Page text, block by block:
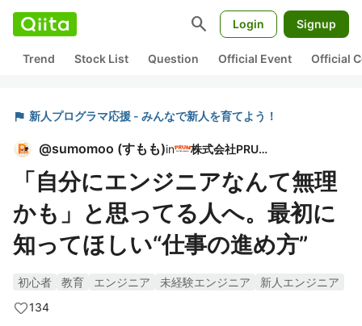
search Login Signup
Trend Stock List Question Official Event Official
flag 新人プログラマ応援 - みんなで新人を育てよう！
@sumomoo (すもも)in 株式会社PRUM
「自分にエンジニアなんて無理
かも」と思ってる人へ。最初に
知ってほしい“仕事の進め方”
初心者 教育 エンジニア 未経験エンジニア
新人エンジニア
134